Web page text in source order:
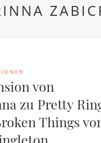
von
zu Pretty
Things